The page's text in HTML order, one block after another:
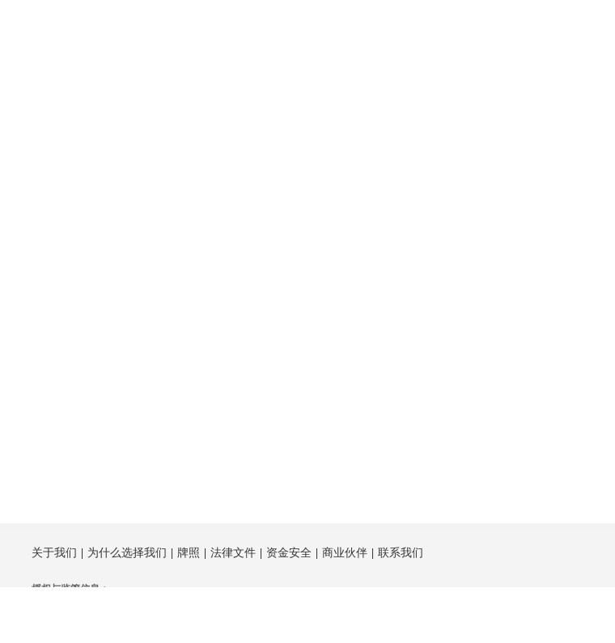
关于我们 为什么选择我们 牌照 法律文件 资金安全 商业伙伴 联系我们
授权与监管信息：